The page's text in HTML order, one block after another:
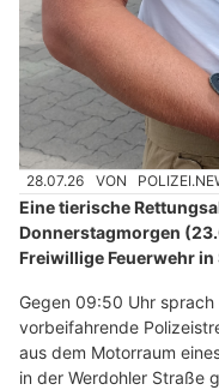
28.07.26 VON
Eine tierische
Donnerstagmorgen
Freiwillige Feuerwehr in
Gegen 09:50 Uhr
vorbeifahrende
aus dem Motorraum
in der Werdohler Straße